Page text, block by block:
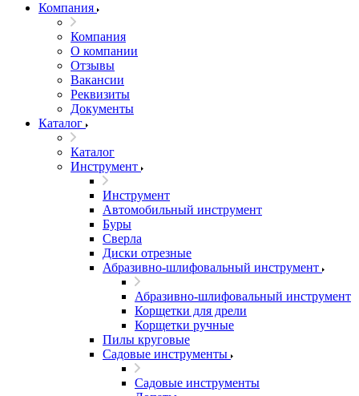
Компания
Компания
О компании
Отзывы
Вакансии
Реквизиты
Документы
Каталог
Каталог
Инструмент
Инструмент
Автомобильный инструмент
Буры
Сверла
Диски отрезные
Абразивно-шлифовальный инструмент
Абразивно-шлифовальный инструмент
Корщетки для дрели
Корщетки ручные
Пилы круговые
Садовые инструменты
Садовые инструменты